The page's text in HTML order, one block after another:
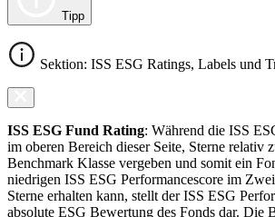
Tipp
Sektion: ISS ESG Ratings, Labels und
ISS ESG Fund Rating: Während die ISS
im oberen Bereich dieser Seite, Sterne relativ
Benchmark Klasse vergeben und somit ein
niedrigen ISS ESG Performancescore im
Sterne erhalten kann, stellt der ISS ESG
absolute ESG Bewertung des Fonds dar. Die